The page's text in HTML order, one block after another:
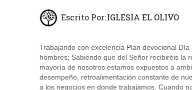
Escrito Por:IGLESIA EL OLIVO
Trabajando con excelencia Plan devocional
hombres; Sabiendo que del Señor recibiréis la
mayoría de nosotros estamos expuestos a
desempeño, retroalimentación constante de
a los negocios en donde trabajamos. Cuando